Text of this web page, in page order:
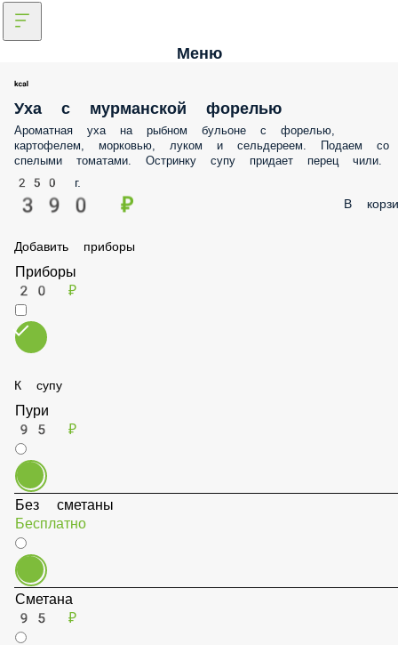
Меню
Уха с мурманской форелью
Ароматная уха на рыбном бульоне с форелью, картофелем,
морковью, луком и сельдереем. Подаем со спелыми томатами.
Остринку супу придает перец чили.
250 г.
390 ₽ В
Добавить приборы
Приборы
20 ₽
К супу
Пури
Бесплатно